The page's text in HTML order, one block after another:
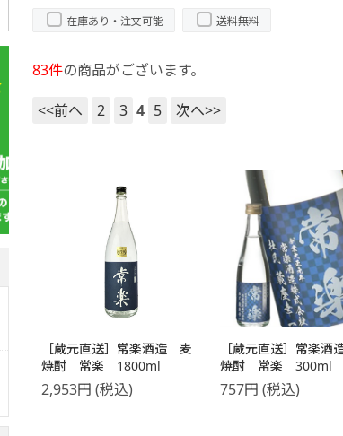
在庫あり・注文可能 送料無料
83件の商品がございます。
<<前へ 2 3 4 5 次へ>>
［蔵元直送］常楽酒造 麦
焼酎 常楽 1800ml
2,953円 (税込)
［蔵元直送］常楽
焼酎 常楽 300ml
757円 (税込)